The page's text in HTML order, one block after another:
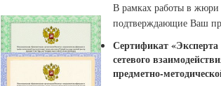
В рамках работы в
подтверждающие Ваш
Сертификат «Эксперта
сетевого
предметно-